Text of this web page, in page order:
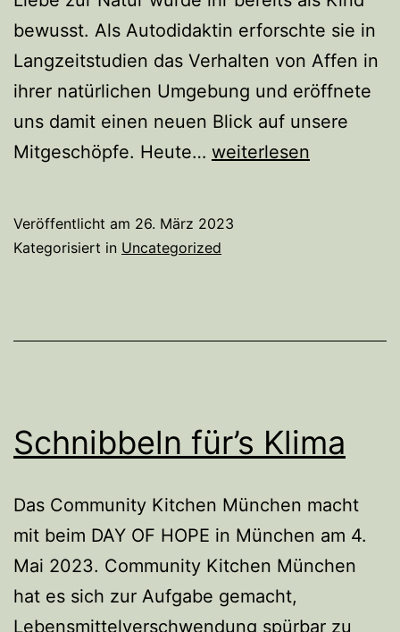
bewusst. Als Autodidaktin erforschte sie in
Langzeitstudien das Verhalten von Affen in
ihrer natürlichen Umgebung und eröffnete
uns damit einen neuen Blick auf unsere
Mitgeschöpfe. Heute… “Jane’s
Filmvorführung
weiterlesen
Veröffentlicht am 26. März 2023
Kategorisiert in Uncategorized
Schnibbeln für’s Klima
Das Community Kitchen München macht
mit beim DAY OF HOPE in München am 4.
Mai 2023. Community Kitchen München
hat es sich zur Aufgabe gemacht,
Lebensmittelverschwendung spürbar zu